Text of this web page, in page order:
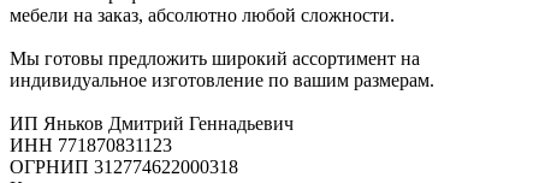
мебели на заказ, абсолютно любой сложности.
Мы готовы предложить широкий ассортимент на
индивидуальное изготовление по вашим размерам.
ИП Яньков Дмитрий Геннадьевич
ИНН 771870831123
ОГРНИП 312774622000318